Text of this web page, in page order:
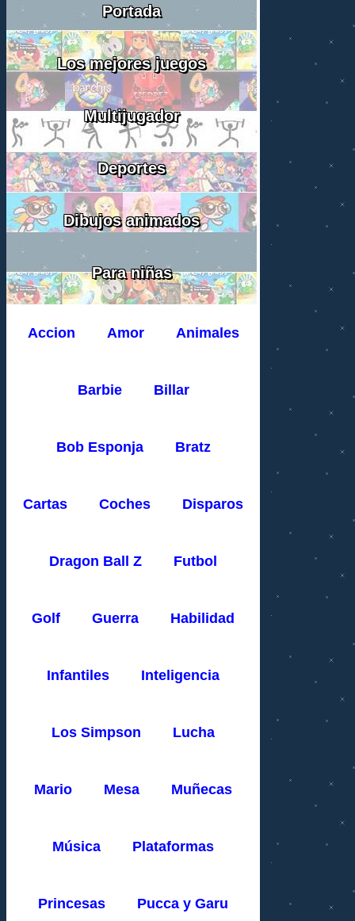
Portada
Los mejores juegos
Multijugador
Deportes
Dibujos animados
Para niñas
Accion Amor Animales
Barbie Billar
Bob Esponja Bratz
Cartas Coches Disparos
Dragon Ball Z Futbol
Golf Guerra Habilidad
Infantiles Inteligencia
Los Simpson Lucha
Mario Mesa Muñecas
Música Plataformas
Princesas Pucca y Garu